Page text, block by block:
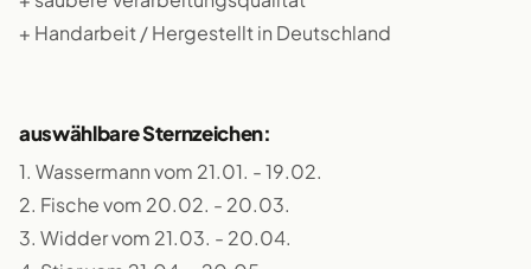
+ Handarbeit / Hergestellt in Deutschland
auswählbare Sternzeichen:
1. Wassermann vom 21.01. - 19.02.
2. Fische vom 20.02. - 20.03.
3. Widder vom 21.03. - 20.04.